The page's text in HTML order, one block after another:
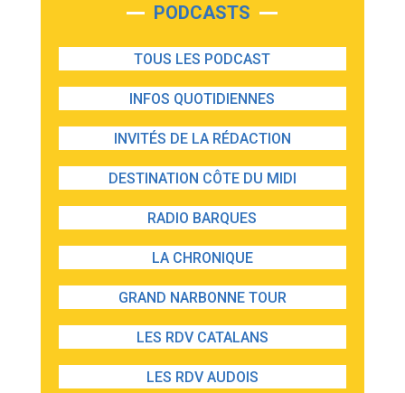
PODCASTS
TOUS LES PODCAST
INFOS QUOTIDIENNES
INVITÉS DE LA RÉDACTION
DESTINATION CÔTE DU MIDI
RADIO BARQUES
LA CHRONIQUE
GRAND NARBONNE TOUR
LES RDV CATALANS
LES RDV AUDOIS